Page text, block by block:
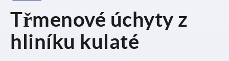
Třmenové úchyty z
hliníku kulaté